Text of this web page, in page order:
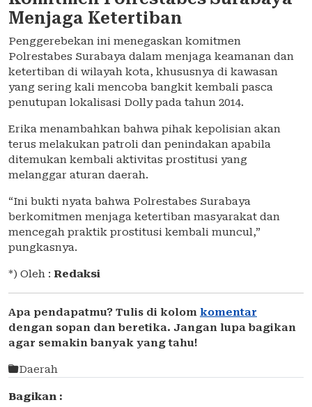
Menjaga Ketertiban
Penggerebekan ini menegaskan komitmen
Polrestabes Surabaya dalam menjaga keamanan dan
ketertiban di wilayah kota, khususnya di kawasan
yang sering kali mencoba bangkit kembali pasca
penutupan lokalisasi Dolly pada tahun 2014.
Erika menambahkan bahwa pihak kepolisian akan
terus melakukan patroli dan penindakan apabila
ditemukan kembali aktivitas prostitusi yang
melanggar aturan daerah.
“Ini bukti nyata bahwa Polrestabes Surabaya
berkomitmen menjaga ketertiban masyarakat dan
mencegah praktik prostitusi kembali muncul,”
pungkasnya.
*) Oleh : Redaksi
Apa pendapatmu? Tulis di kolom komentar
dengan sopan dan beretika. Jangan lupa bagikan
agar semakin banyak yang tahu!
Daerah
Bagikan :